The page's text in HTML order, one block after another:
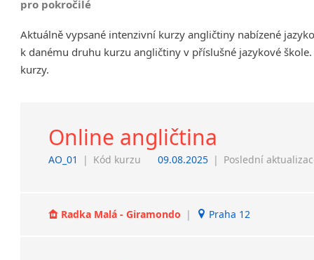
Děčín
Hodonín
Prostějov
Sedlčany
Tišnov
pro pokročilé
Aktuálně vypsané intenzivní kurzy angličtiny nabízené
k danému druhu kurzu angličtiny v příslušné jazykové
kurzy.
Online angličtina
AO_01 | Kód kurzu 09.08.2025 | Poslední
Radka Malá - Giramondo | Praha 12